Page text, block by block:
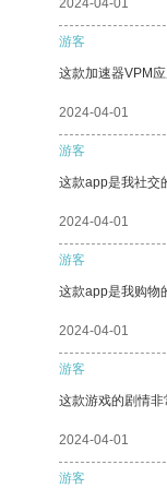
2024-04-01
游客
这款加速器VPM
2024-04-01
游客
这款app是我社交
2024-04-01
游客
这款app是我购物
2024-04-01
游客
这款游戏的剧情非
2024-04-01
游客